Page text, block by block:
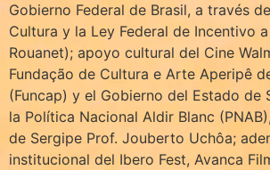
Gobierno Federal de Brasil, a través
Cultura y la Ley Federal de Incentivo
Rouanet); apoyo cultural del Cine
Fundação de Cultura e Arte Aperipê
(Funcap) y el Gobierno del Estado de
la Política Nacional Aldir Blanc
de Sergipe Prof. Jouberto Uchôa;
institucional del Ibero Fest, Avanca